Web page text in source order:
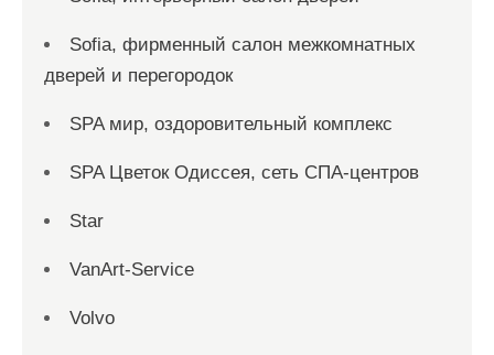
Sofia, фирменный салон межкомнатных
дверей и перегородок
SPA мир, оздоровительный комплекс
SPA Цветок Одиссея, сеть СПА-центров
Star
VanArt-Service
Volvo